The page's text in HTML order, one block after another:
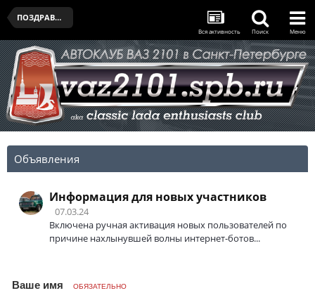
ПОЗДРАВЛЯЛЬНЯ
Вся активность Поиск Меню
Объявления
Информация для новых участников
07.03.24
Включена ручная активация новых пользователей по
причине нахлынувшей волны интернет-ботов...
Ваше имя ОБЯЗАТЕЛЬНО